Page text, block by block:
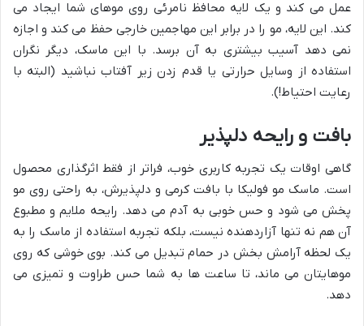
عمل می کند و یک لایه محافظ نامرئی روی موهای شما ایجاد می
کند. این لایه، مو را در برابر این مهاجمین خارجی حفظ می کند و اجازه
نمی دهد آسیب بیشتری به آن برسد. با این ماسک، دیگر نگران
استفاده از وسایل حرارتی یا قدم زدن زیر آفتاب نباشید (البته با
رعایت احتیاط!).
بافت و رایحه دلپذیر
گاهی اوقات یک تجربه کاربری خوب، فراتر از فقط اثرگذاری محصول
است. ماسک مو فولیکا با بافت کرمی و دلپذیرش، به راحتی روی مو
پخش می شود و حس خوبی به آدم می دهد. رایحه ملایم و مطبوع
آن هم نه تنها آزاردهنده نیست، بلکه تجربه استفاده از ماسک را به
یک لحظه آرامش بخش در حمام تبدیل می کند. بوی خوشی که روی
موهایتان می ماند، تا ساعت ها به شما حس طراوت و تمیزی می
دهد.